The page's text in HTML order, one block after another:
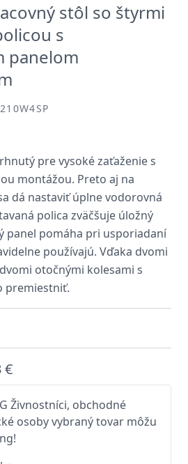
stôl so štyrmi
s
panelom
pre vysoké zaťaženie s
montážou. Preto aj na
dá nastaviť úplne vodorovná
polica zväčšuje úložný
panel pomáha pri usporiadaní
používajú. Vďaka dvomi
otočnými kolesami s
premiestniť.
€
Živnostníci, obchodné
osoby vybraný tovar môžu